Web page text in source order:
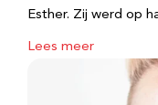
Esther. Zij werd op
Lees meer